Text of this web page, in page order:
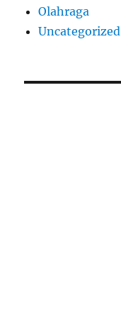
Olahraga
Uncategorized